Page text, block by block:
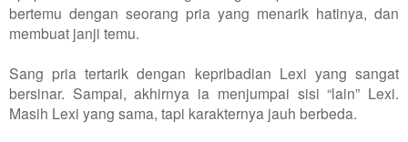
bertemu dengan seorang pria yang menarik hatinya, dan
membuat janji temu.
Sang pria tertarik dengan kepribadian Lexi yang sangat
bersinar. Sampai, akhirnya ia menjumpai sisi “lain” Lexi.
Masih Lexi yang sama, tapi karakternya jauh berbeda.